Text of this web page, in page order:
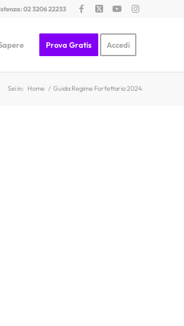
02 3206 22233
Prova Gratis Accedi
Sei in: Home / Guida Regime Forfettario 2024